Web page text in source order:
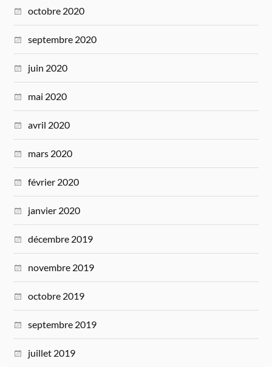
octobre 2020
septembre 2020
juin 2020
mai 2020
avril 2020
mars 2020
février 2020
janvier 2020
décembre 2019
novembre 2019
octobre 2019
septembre 2019
juillet 2019